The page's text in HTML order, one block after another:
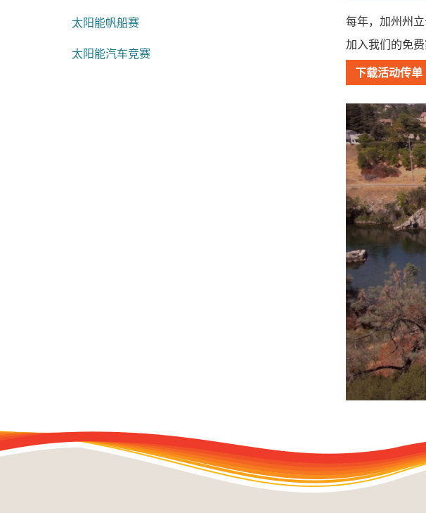
每年，加州州
加入我们的免
下载活动传单
太阳能帆船赛
太阳能汽车竞赛